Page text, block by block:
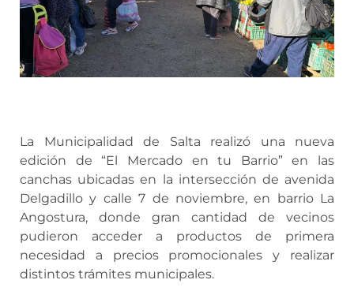
La Municipalidad de Salta realizó una nueva
edición de “El Mercado en tu Barrio” en las
canchas ubicadas en la intersección de avenida
Delgadillo y calle 7 de noviembre, en barrio La
Angostura, donde gran cantidad de vecinos
pudieron acceder a productos de primera
necesidad a precios promocionales y realizar
distintos trámites municipales.